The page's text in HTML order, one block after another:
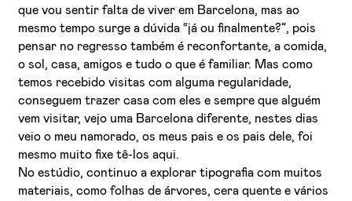
que vou sentir falta de viver em Barcelona, mas ao
mesmo tempo surge a dúvida “já ou finalmente?”, pois
pensar no regresso também é reconfortante, a comida,
o sol, casa, amigos e tudo o que é familiar. Mas como
temos recebido visitas com alguma regularidade,
conseguem trazer casa com eles e sempre que alguém
vem visitar, vejo uma Barcelona diferente, nestes dias
veio o meu namorado, os meus pais e os pais dele, foi
mesmo muito fixe tê-los aqui.
No estúdio, continuo a explorar tipografia com muitos
materiais, como folhas de árvores, cera quente e vários